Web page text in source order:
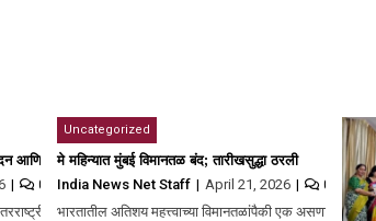
हळहळलं!
आणि मोबदला स्वीकारण्याकरिता ३० जूनपर्यंत मुदतवाढ, कारण काय?
0
विमानतळासाठी भूसंपादन आणि…
Uncategorized
मे महिन्यात मुंबई विमानतळ बंद; तारीखसुद्धा ठरली
India News Net Staff April 21, 2026 0
भारतातील अतिशय महत्त्वाच्या विमानतळांपैकी एक असणाऱ्या